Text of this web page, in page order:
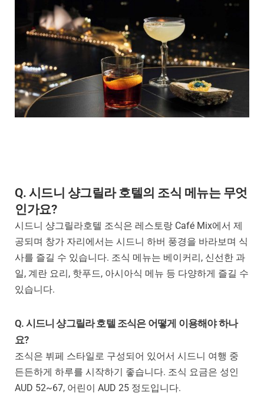
Q. 시드니 샹그릴라 호텔의 조식 메뉴는 무엇
인가요?
시드니 샹그릴라호텔 조식은 레스토랑 Café Mix에서 제
공되며 창가 자리에서는 시드니 하버 풍경을 바라보며 식
사를 즐길 수 있습니다. 조식 메뉴는 베이커리, 신선한 과
일, 계란 요리, 핫푸드, 아시아식 메뉴 등 다양하게 즐길 수
있습니다.
Q. 시드니 샹그릴라 호텔 조식은 어떻게 이용해야 하나
요?
조식은 뷔페 스타일로 구성되어 있어서 시드니 여행 중
든든하게 하루를 시작하기 좋습니다. 조식 요금은 성인
AUD 52~67, 어린이 AUD 25 정도입니다.